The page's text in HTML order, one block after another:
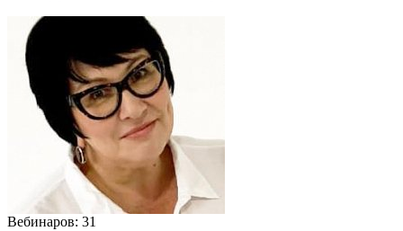
Вебинаров: 31